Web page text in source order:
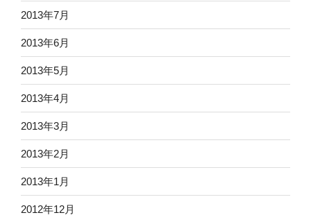
2013年7月
2013年6月
2013年5月
2013年4月
2013年3月
2013年2月
2013年1月
2012年12月